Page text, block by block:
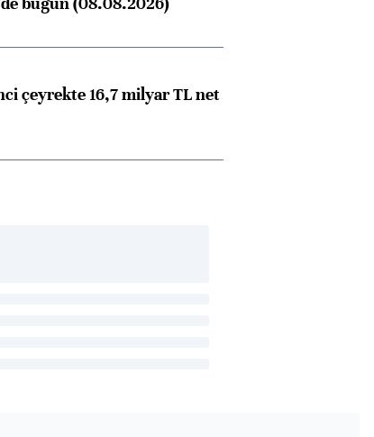
çeyrekte 16,7 milyar TL net